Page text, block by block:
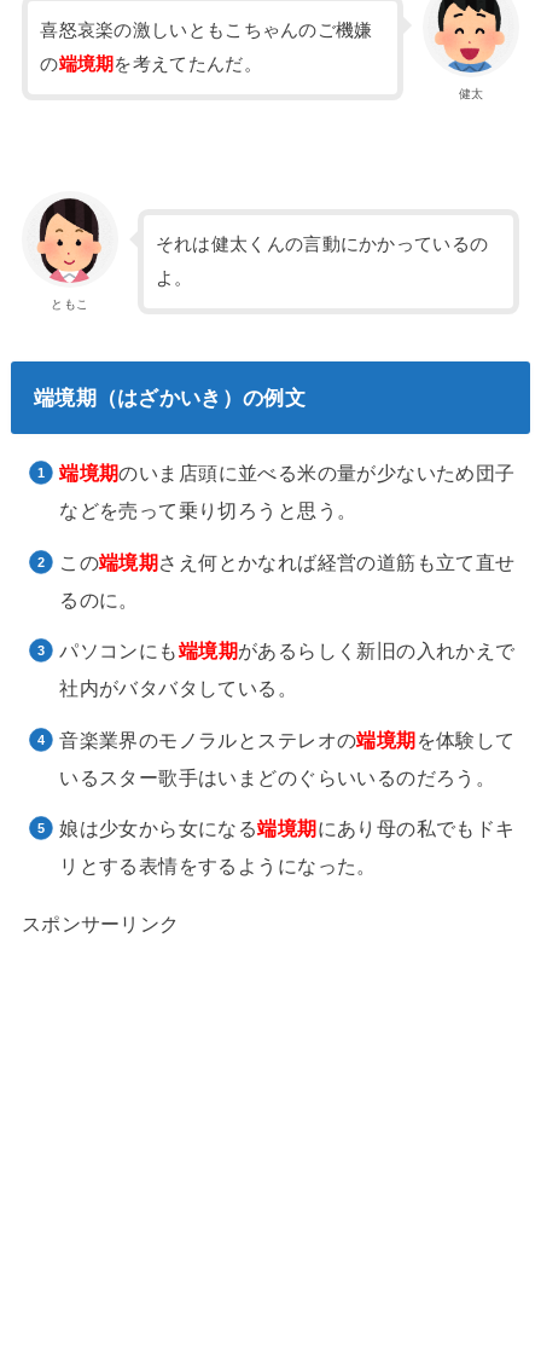
健太
喜怒哀楽の激しいともこちゃんのご機嫌
の端境期 を考えてたんだ。
ともこ
それは健太くんの言動にかかっているの
よ。
端境期（はざかいき）の例文
端境期のいま店頭に並べる米の量が少ないため団子
などを売って乗り切ろうと思う。
この端境期さえ何とかなれば経営の道筋も立て直せ
るのに。
パソコンにも端境期があるらしく新旧の入れかえで
社内がバタバタしている。
音楽業界のモノラルとステレオの端境期を体験して
いるスター歌手はいまどのぐらいいるのだろう。
娘は少女から女になる端境期にあり母の私でもドキ
リとする表情をするようになった。
スポンサーリンク